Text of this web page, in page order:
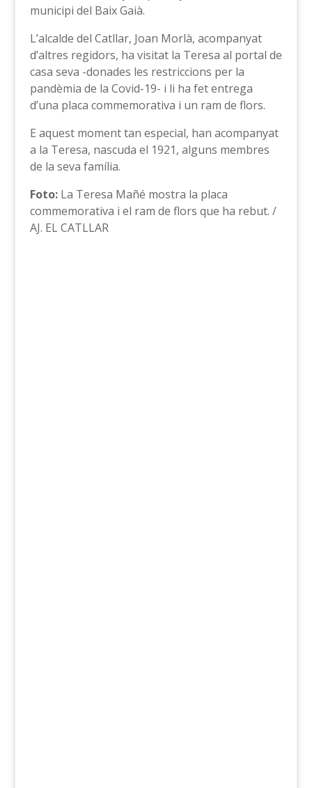
municipi del Baix Gaià.
L’alcalde del Catllar, Joan Morlà, acompanyat
d’altres regidors, ha visitat la Teresa al portal de
casa seva -donades les restriccions per la
pandèmia de la Covid-19- i li ha fet entrega
d’una placa commemorativa i un ram de flors.
E aquest moment tan especial, han acompanyat
a la Teresa, nascuda el 1921, alguns membres
de la seva família.
Foto:La Teresa Mañé mostra la placa
commemorativa i el ram de flors que ha rebut. /
AJ. EL CATLLAR